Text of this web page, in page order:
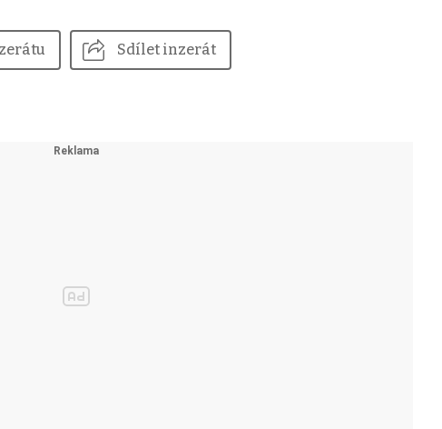
Sdílet inzerát